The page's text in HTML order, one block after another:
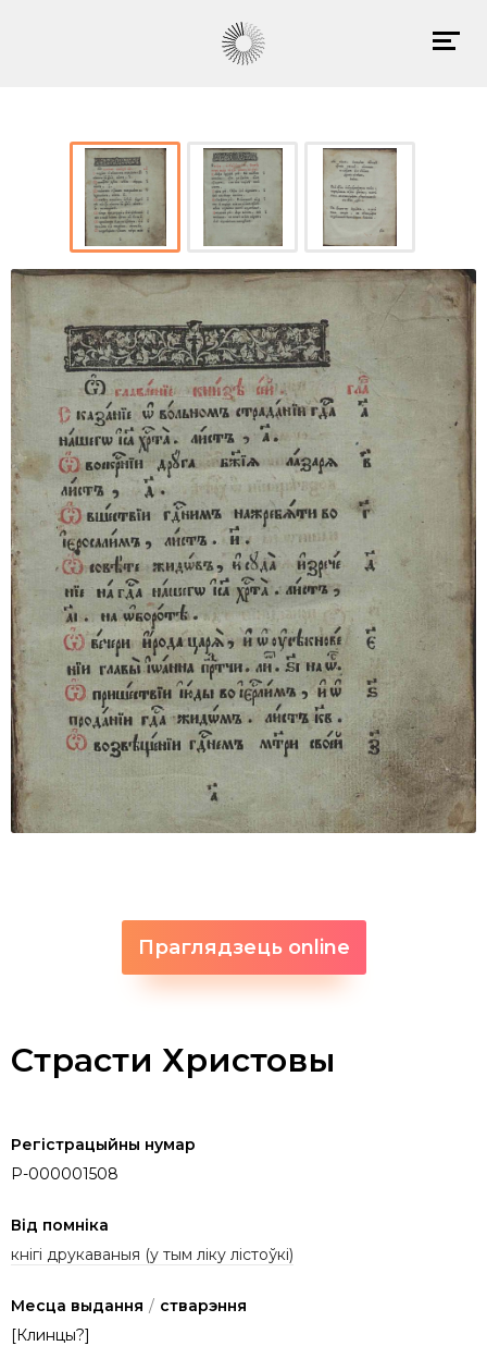
Праглядзець online
Страсти Христовы
Регістрацыйны нумар
P-000001508
Від помніка
кнігі друкаваныя (у тым ліку лістоўкі)
Месца выдання / стварэння
[Клинцы?]